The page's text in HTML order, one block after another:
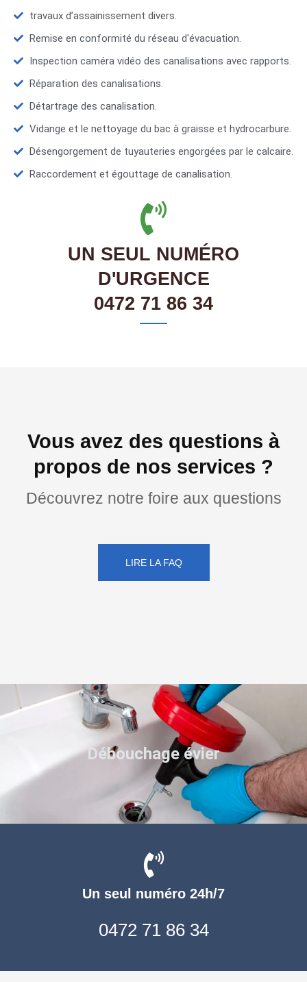
travaux d’assainissement divers.
Remise en conformité du réseau d'évacuation.
Inspection caméra vidéo des canalisations avec rapports.
Réparation des canalisations.
Détartrage des canalisation.
Vidange et le nettoyage du bac à graisse et hydrocarbure.
Désengorgement de tuyauteries engorgées par le calcaire.
Raccordement et égouttage de canalisation.
UN SEUL NUMÉRO
D'URGENCE
0472 71 86 34
Vous avez des questions à
propos de nos services ?
Découvrez notre foire aux questions
LIRE LA FAQ
Un seul numéro 24h/7
0472 71 86 34
Débouchage évier